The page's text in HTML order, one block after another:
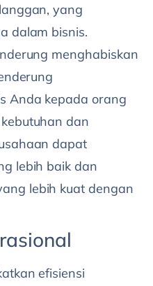
yang
dalam bisnis.
menghabiskan
Anda kepada orang
dan
dapat
lebih baik dan
lebih kuat dengan
efisiensi